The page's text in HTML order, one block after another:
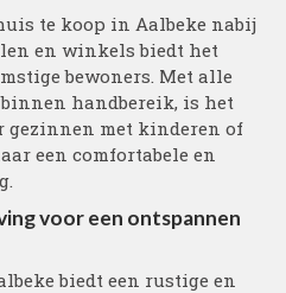
te koop in Aalbeke nabij
en winkels biedt het
bewoners. Met alle
handbereik, is het
gezinnen met kinderen of
een comfortabele en
voor een ontspannen
biedt een rustige en